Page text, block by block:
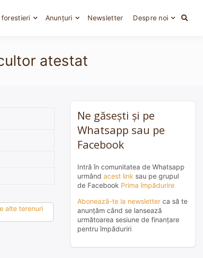
forestieri Anunțuri Newsletter Despre noi
atestat
alte terenuri
Ne găsești și pe
Whatsapp sau pe
Facebook
Intră în comunitatea de Whatsapp
urmând acest link sau pe grupul
de Facebook Prima împădurire
Abonează-te la newsletter ca să te
anunțăm când se lansează
următoarea sesiune de finanțare
pentru împăduriri